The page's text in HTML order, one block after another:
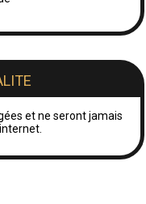
et ne seront jamais